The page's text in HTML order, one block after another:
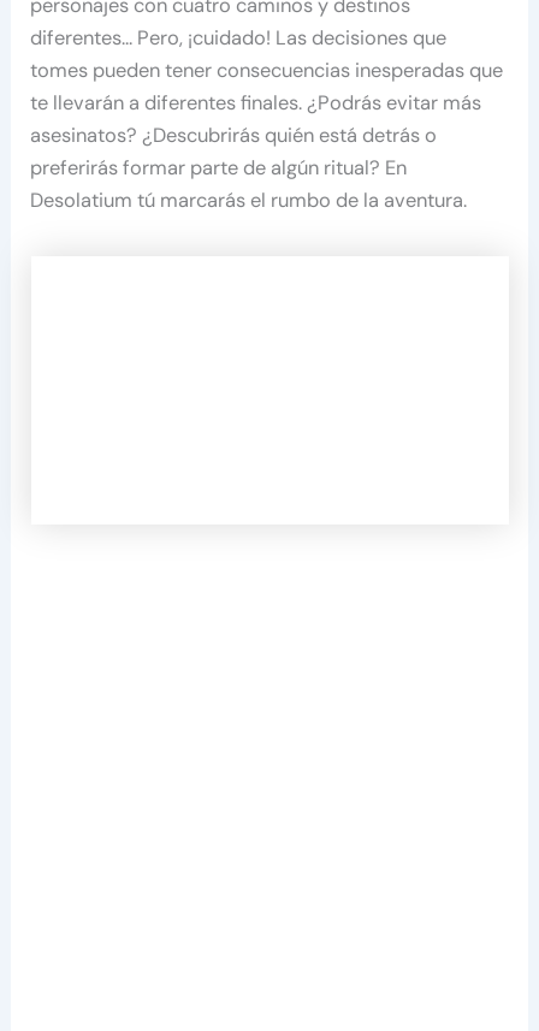
personajes con cuatro caminos y destinos
diferentes… Pero, ¡cuidado! Las decisiones que
tomes pueden tener consecuencias inesperadas que
te llevarán a diferentes finales. ¿Podrás evitar más
asesinatos? ¿Descubrirás quién está detrás o
preferirás formar parte de algún ritual? En
Desolatium tú marcarás el rumbo de la aventura.